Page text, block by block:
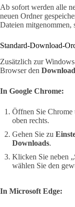
Ab sofort werden alle
neuen Ordner
Dateien mitgenommen,
Standard-Download-
Zusätzlich zur
Browser den
In Google Chrome:
Öffnen Sie
oben rechts.
Gehen Sie zu
Downloads.
Klicken Sie neben
wählen Sie den
In Microsoft Edge: